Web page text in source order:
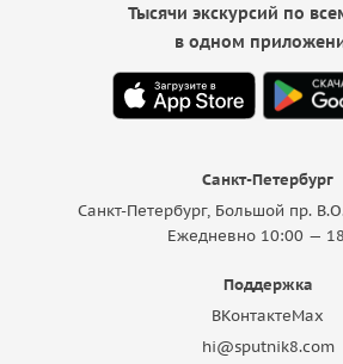
Санкт-Петербург
Санкт-Петербург, Большой пр.
Ежедневно 10:00 —
Поддержка
ВКонтактеMax
hi@sputnik8.com
Тысячи экскурсий по
в одном